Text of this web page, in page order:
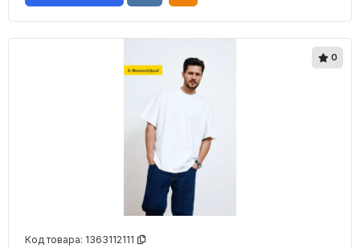
0
Код товара: 1363112111